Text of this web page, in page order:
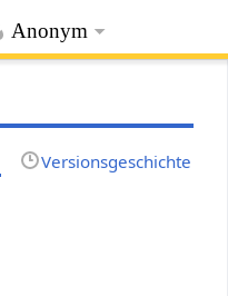
Anonym
Versionsgeschichte